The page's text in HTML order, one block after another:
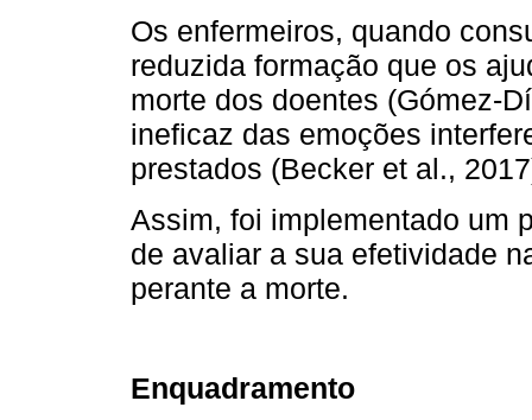
Os enfermeiros, quando
reduzida formação que os
morte dos doentes (Gómez-
ineficaz das emoções
prestados (Becker et al.,
Assim, foi implementado um
de avaliar a sua efetividade
perante a morte.
Enquadramento